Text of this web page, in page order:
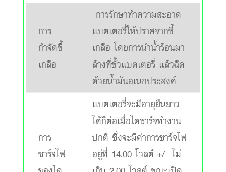
การ
กำจัดขี้
เกลือ
การรักษาทำความสะอาด
แบตเตอรี่ให้ปราศจากขี้
เกลือ โดยการนำน้ำร้อนมา
ล้างที่ขั้วแบตเตอรี่ แล้วฉีด
ด้วยน้ำมันอเนกประสงค์
การ
ชาร์จไฟ
แบตเตอรี่จะมีอายุยืนยาว
ได้ก็ต่อเมื่อไดชาร์จทำงาน
ปกติ ซึ่งจะมีค่าการชาร์จไฟ
อยู่ที่ 14.00 โวลต์ +/- ไม่